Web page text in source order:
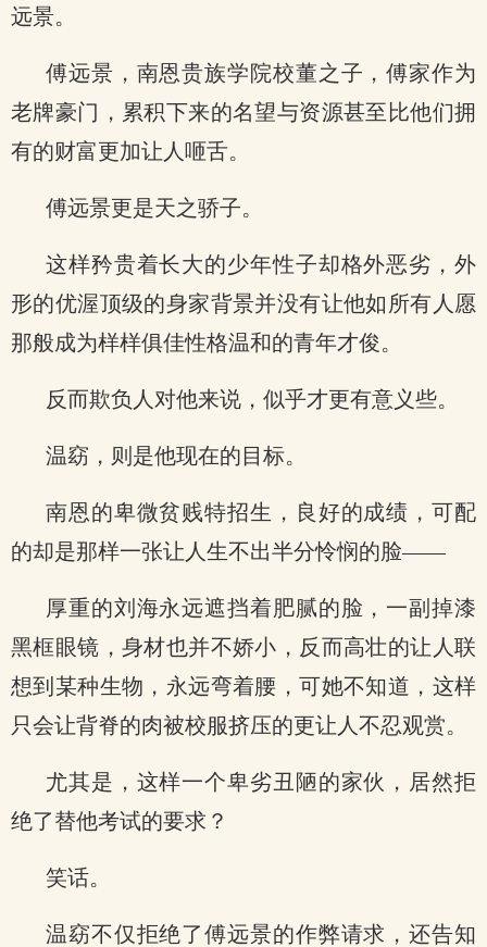
远景。
傅远景，南恩贵族学院校董之子，傅家作为
老牌豪门，累积下来的名望与资源甚至比他们拥
有的财富更加让人咂舌。
傅远景更是天之骄子。
这样矜贵着长大的少年性子却格外恶劣，外
形的优渥顶级的身家背景并没有让他如所有人愿
那般成为样样俱佳性格温和的青年才俊。
反而欺负人对他来说，似乎才更有意义些。
温窈，则是他现在的目标。
南恩的卑微贫贱特招生，良好的成绩，可配
的却是那样一张让人生不出半分怜悯的脸——
厚重的刘海永远遮挡着肥腻的脸，一副掉漆
黑框眼镜，身材也并不娇小，反而高壮的让人联
想到某种生物，永远弯着腰，可她不知道，这样
只会让背脊的肉被校服挤压的更让人不忍观赏。
尤其是，这样一个卑劣丑陋的家伙，居然拒
绝了替他考试的要求？
笑话。
温窈不仅拒绝了傅远景的作弊请求，还告知